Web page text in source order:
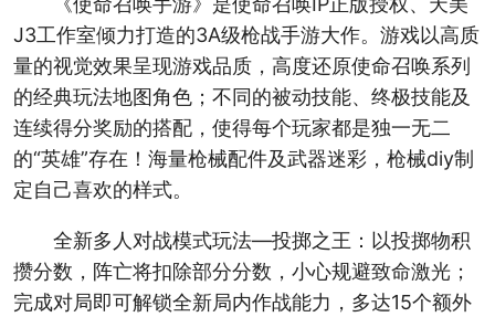
J3工作室倾力打造的3A级枪战手游大作。游戏以高质
量的视觉效果呈现游戏品质，高度还原使命召唤系列
的经典玩法地图角色；不同的被动技能、终极技能及
连续得分奖励的搭配，使得每个玩家都是独一无二
的“英雄”存在！海量枪械配件及武器迷彩，枪械diy制
定自己喜欢的样式。
全新多人对战模式玩法—投掷之王：以投掷物积
攒分数，阵亡将扣除部分分数，小心规避致命激光；
完成对局即可解锁全新局内作战能力，多达15个额外